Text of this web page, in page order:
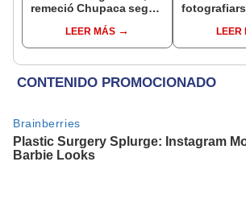
remeció Chupaca según
LEER MÁS
Serenazgo
dinero
LEER